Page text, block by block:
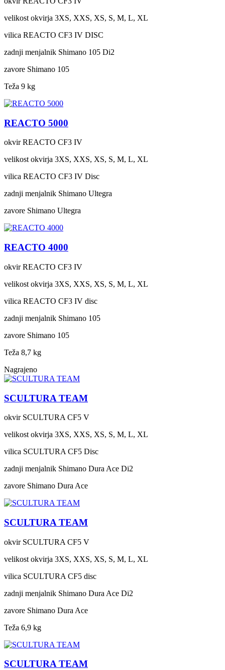
velikost okvirja 3XS, XXS, XS, S, M, L, XL
vilica REACTO CF3 IV DISC
zadnji menjalnik Shimano 105 Di2
zavore Shimano 105
Teža 9 kg
REACTO 5000
okvir REACTO CF3 IV
velikost okvirja 3XS, XXS, XS, S, M, L, XL
vilica REACTO CF3 IV Disc
zadnji menjalnik Shimano Ultegra
zavore Shimano Ultegra
REACTO 4000
okvir REACTO CF3 IV
velikost okvirja 3XS, XXS, XS, S, M, L, XL
vilica REACTO CF3 IV disc
zadnji menjalnik Shimano 105
zavore Shimano 105
Teža 8,7 kg
Nagrajeno
SCULTURA TEAM
okvir SCULTURA CF5 V
velikost okvirja 3XS, XXS, XS, S, M, L, XL
vilica SCULTURA CF5 Disc
zadnji menjalnik Shimano Dura Ace Di2
zavore Shimano Dura Ace
SCULTURA TEAM
okvir SCULTURA CF5 V
velikost okvirja 3XS, XXS, XS, S, M, L, XL
vilica SCULTURA CF5 disc
zadnji menjalnik Shimano Dura Ace Di2
zavore Shimano Dura Ace
Teža 6,9 kg
SCULTURA TEAM